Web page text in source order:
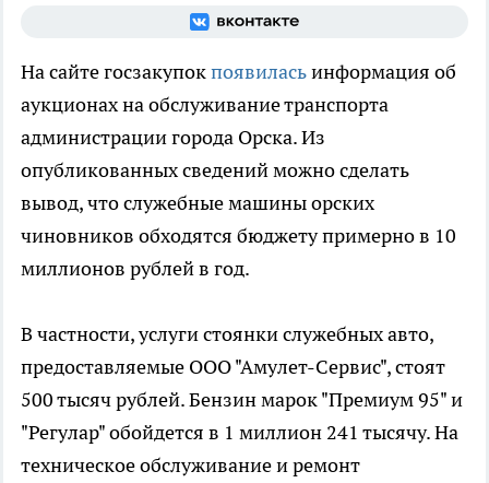
На сайте госзакупокпоявиласьинформация об
аукционах на обслуживание транспорта
администрации города Орска. Из
опубликованных сведений можно сделать
вывод, что служебные машины орских
чиновников обходятся бюджету примерно в 10
миллионов рублей в год.
В частности, услуги стоянки служебных авто,
предоставляемые ООО "Амулет-Сервис", стоят
500 тысяч рублей. Бензин марок "Премиум 95" и
"Регулар" обойдется в 1 миллион 241 тысячу. На
техническое обслуживание и ремонт